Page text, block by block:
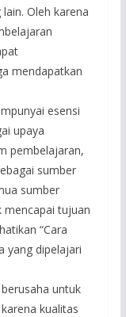
Oleh karena
mendapatkan
esensi
upaya
pembelajaran,
sumber
sumber
mencapai tujuan
“Cara
yang dipelajari
untuk
kualitas